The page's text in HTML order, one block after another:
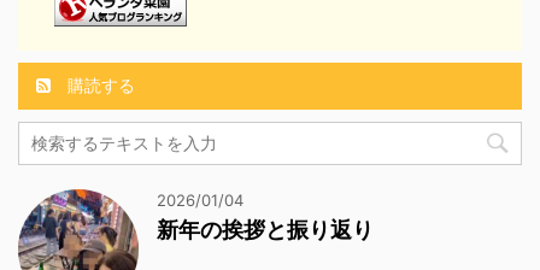
購読する
2026/01/04
新年の挨拶と振り返り